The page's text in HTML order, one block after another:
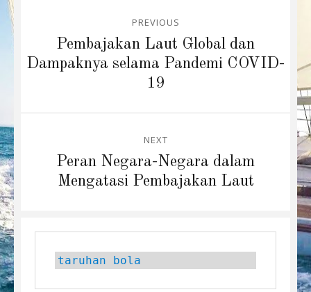
navigation
PREVIOUS
Previous
post:
Pembajakan Laut Global dan
Dampaknya selama Pandemi COVID-
19
NEXT
Peran Negara-Negara dalam
Mengatasi Pembajakan Laut
taruhan bola